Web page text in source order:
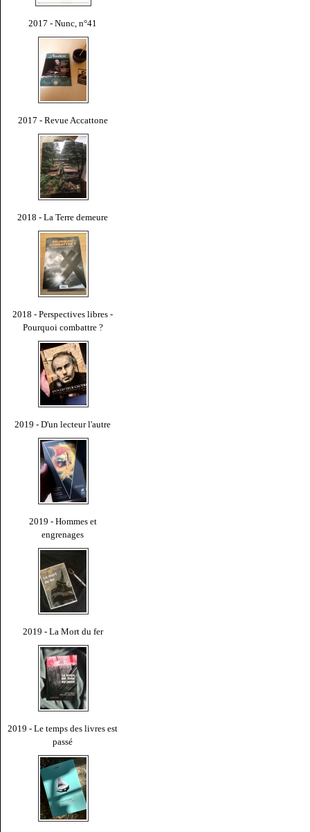
2017 - Nunc, n°41
2017 - Revue Accattone
2018 - La Terre demeure
2018 - Perspectives libres -
Pourquoi combattre ?
2019 - D'un lecteur l'autre
2019 - Hommes et
engrenages
2019 - La Mort du fer
2019 - Le temps des livres est
passé